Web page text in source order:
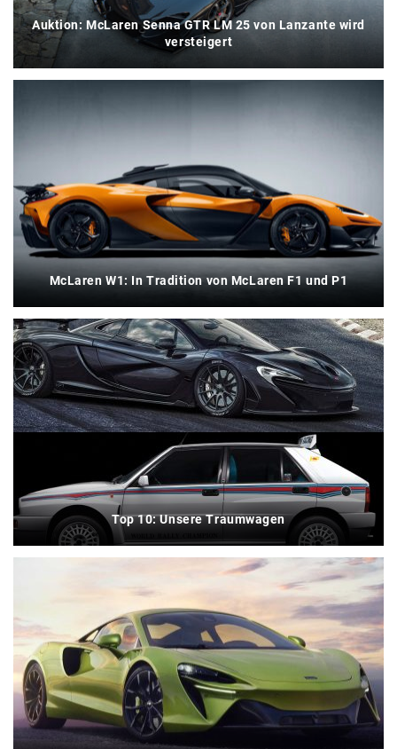
Auktion: McLaren Senna GTR LM 25 von Lanzante wird
versteigert
McLaren W1: In Tradition von McLaren F1 und P1
Top 10: Unsere Traumwagen